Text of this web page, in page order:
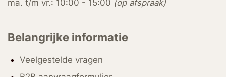
ma. t/m vr.: 10:00 - 15:00 (op afspraak)
Belangrijke informatie
Veelgestelde vragen